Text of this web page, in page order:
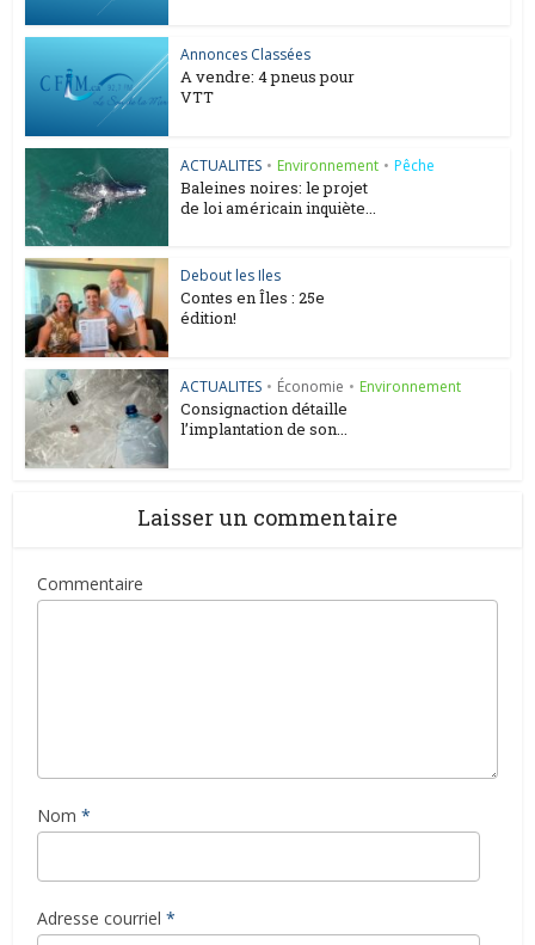
Annonces Classées
A vendre: 4 pneus pour
VTT
ACTUALITES • Environnement • Pêche
Baleines noires: le projet
de loi américain inquiète...
Debout les Iles
Contes en Îles : 25e
édition!
ACTUALITES • Économie • Environnement
Consignaction détaille
l’implantation de son...
Laisser un commentaire
Commentaire
Nom *
Adresse courriel *